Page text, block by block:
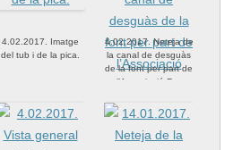
4.02.2017. Imatge
del tub i de la pica.
4.02.2017. Neteja de
la canal de desguàs
de la font per part de
l’Associació Fes